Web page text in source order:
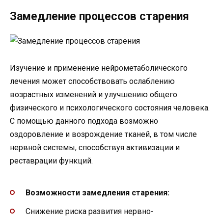
Замедление процессов старения
Изучение и применение нейрометаболического
лечения может способствовать ослаблению
возрастных изменений и улучшению общего
физического и психологического состояния человека.
С помощью данного подхода возможно
оздоровление и возрождение тканей, в том числе
нервной системы, способствуя активизации и
реставрации функций.
Возможности замедления старения:
Снижение риска развития нервно-